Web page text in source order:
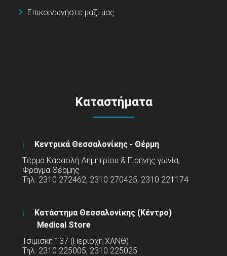
Επικοινωνήστε μαζί μας
Καταστήματα
Κεντρικά Θεσσαλονίκης - Θέρμη
Τέρμα Καραολή Δημητρίου & Ειρήνης γωνία,
Φράγμα Θέρμης
Τηλ: 2310 272462, 2310 270425, 2310 221174
Κατάστημα Θεσσαλονίκης (Κέντρο)
Medical Store
Τσιμισκή 137 (Περιοχή ΧΑΝΘ)
Τηλ: 2310 225005, 2310 225025